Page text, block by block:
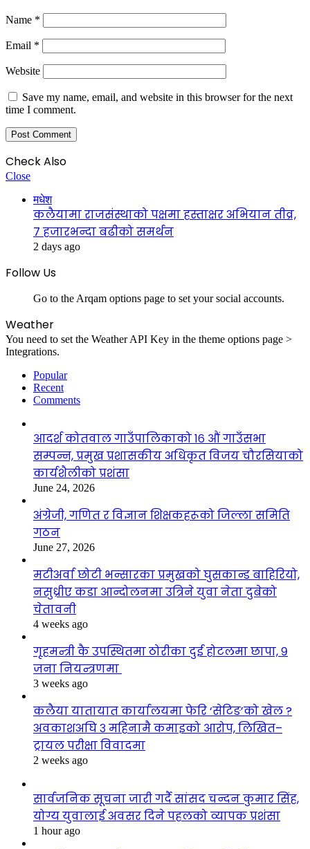
Name *
Email *
Website
Save my name, email, and website in this browser for the next
time I comment.
Check Also
Close
मधेश
कलैयामा राजसंस्थाको पक्षमा हस्ताक्षर अभियान तीव्र,
७ हजारभन्दा बढीको समर्थन
2 days ago
Follow Us
Go to the Arqam options page to set your social accounts.
Weather
You need to set the Weather API Key in the theme options page >
Integrations.
Popular
Recent
Comments
आदर्श कोतवाल गाउँपालिकाको १६ औं गाउँसभा
सम्पन्न, प्रमुख प्रशासकीय अधिकृत विजय चौरसियाको
कार्यशैलीको प्रशंसा
June 24, 2026
अंग्रेजी, गणित र विज्ञान शिक्षकहरूको जिल्ला समिति
गठन
June 27, 2026
मटीअर्वा छोटी भन्सारका प्रमुखको घुसकान्ड बाहिरियो,
नसुध्रीए कडा आन्दोलनमा उत्रिने युवा नेता दुबेको
चेतावनी
4 weeks ago
गृहमन्त्री कै उपस्थितमा ठोरीका दुई होटलमा छापा, ९
जना नियन्त्रणमा
3 weeks ago
कलैया यातायात कार्यालयमा फेरि ‘सेटिङ’को खेल ?
अवकाशअघि ३ महिनामै कमाइको आरोप, लिखित–
ट्रायल परीक्षा विवादमा
2 weeks ago
सार्वजनिक सूचना जारी गर्दै सांसद चन्दन कुमार सिंह,
योग्य युवालाई अवसर दिने पहलको व्यापक प्रशंसा
1 hour ago